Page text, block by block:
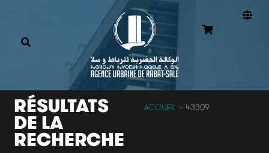
RÉSULTATS
DE LA
RECHERCHE
ACCUEIL » 43309